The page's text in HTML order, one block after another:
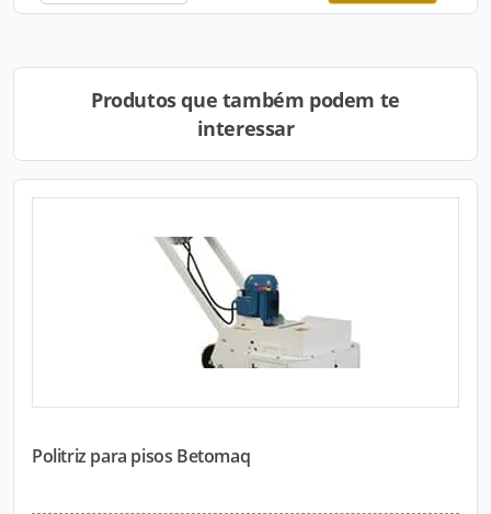
Produtos que também podem te
interessar
Politriz para pisos Betomaq